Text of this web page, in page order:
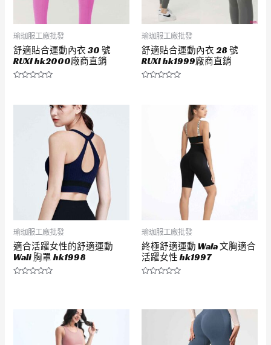
瑜珈服工廠批發
舒適貼合運動內衣 30 號
RUXI hk2000廠商直銷
滿
瑜珈服工廠批發
舒適貼合運動內衣 28 號
RUXI hk1999廠商直銷
瑜珈服工廠批發
適合活躍女性的舒適運動
Wali 胸罩 hk1998
瑜珈服工廠批發
終極舒適運動 Wala 文胸適合
活躍女性 hk1997
分